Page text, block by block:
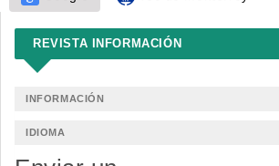
REVISTA INFORMACIÓN
INFORMACIÓN
IDIOMA